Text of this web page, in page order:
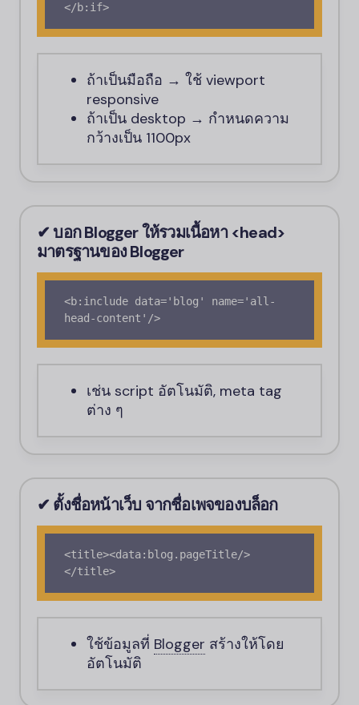
</b:if>
ถ้าเป็นมือถือ → ใช้ viewport
responsive
ถ้าเป็น desktop → กำหนดความ
กว้างเป็น 1100px
✔ บอกBloggerให้รวมเนื้อหา<head>
มาตรฐานของBlogger
<b:include data='blog' name='all-
head-content'/>
เช่น script อัตโนมัติ, meta tag
ต่าง ๆ
✔ ตั้งชื่อหน้าเว็บ จากชื่อเพจของบล็อก
<title><data:blog.pageTitle/>
</title>
ใช้ข้อมูลที่ Blogger สร้างให้โดย
อัตโนมัติ